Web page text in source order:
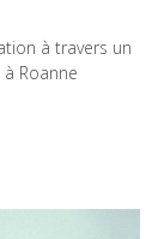
à travers un
Roanne